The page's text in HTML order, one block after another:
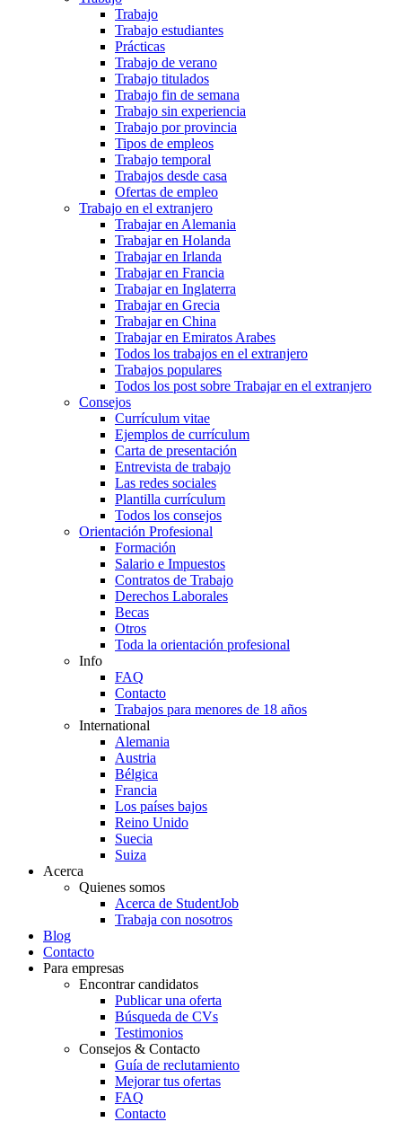
Trabajo
Trabajo estudiantes
Prácticas
Trabajo de verano
Trabajo titulados
Trabajo fin de semana
Trabajo sin experiencia
Trabajo por provincia
Tipos de empleos
Trabajo temporal
Trabajos desde casa
Ofertas de empleo
Trabajo en el extranjero
Trabajar en Alemania
Trabajar en Holanda
Trabajar en Irlanda
Trabajar en Francia
Trabajar en Inglaterra
Trabajar en Grecia
Trabajar en China
Trabajar en Emiratos Arabes
Todos los trabajos en el extranjero
Trabajos populares
Todos los post sobre Trabajar en el extranjero
Consejos
Currículum vitae
Ejemplos de currículum
Carta de presentación
Entrevista de trabajo
Las redes sociales
Plantilla currículum
Todos los consejos
Orientación Profesional
Formación
Salario e Impuestos
Contratos de Trabajo
Derechos Laborales
Becas
Otros
Toda la orientación profesional
Info
FAQ
Contacto
Trabajos para menores de 18 años
International
Alemania
Austria
Bélgica
Francia
Los países bajos
Reino Unido
Suecia
Suiza
Acerca
Quienes somos
Acerca de StudentJob
Trabaja con nosotros
Blog
Contacto
Para empresas
Encontrar candidatos
Publicar una oferta
Búsqueda de CVs
Testimonios
Consejos & Contacto
Guía de reclutamiento
Mejorar tus ofertas
FAQ
Contacto